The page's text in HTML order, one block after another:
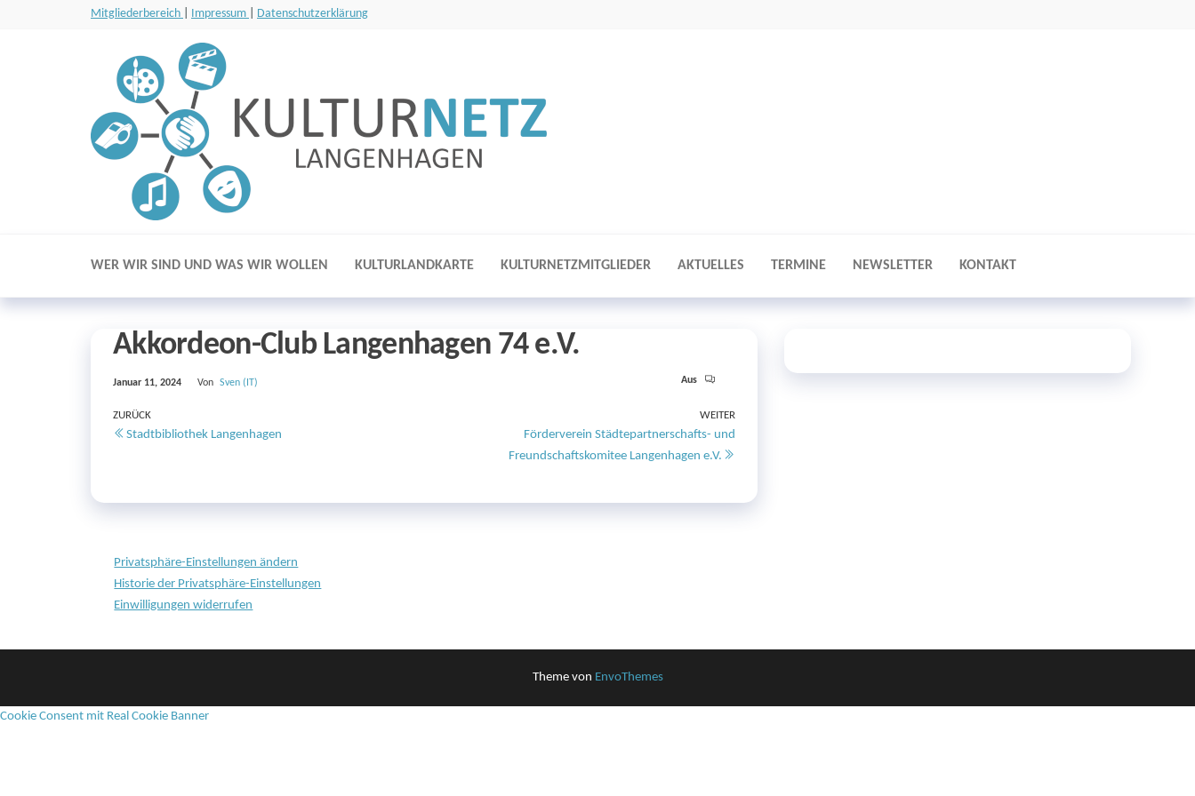
Mitgliederbereich Impressum Datenschutzerklärung
WER WIR SIND UND WAS WIR WOLLEN KULTURLANDKARTE KULTURNETZMITGLIEDER AKTUELLES TERMINE NEWSLETTER KONTAKT
Akkordeon-Club Langenhagen 74 e.V.
Januar 11, 2024 Von Sven (IT) Aus
Beitragsnavigation
Vorheriger
Beitrag
ZURÜCK
Stadtbibliothek Langenhagen
Nächster
WEITER
Förderverein Städtepartnerschafts- und
Freundschaftskomitee Langenhagen e.V.
Privatsphäre-Einstellungen ändern
Historie der Privatsphäre-Einstellungen
Einwilligungen widerrufen
Theme von EnvoThemes
Cookie Consent mit Real Cookie Banner